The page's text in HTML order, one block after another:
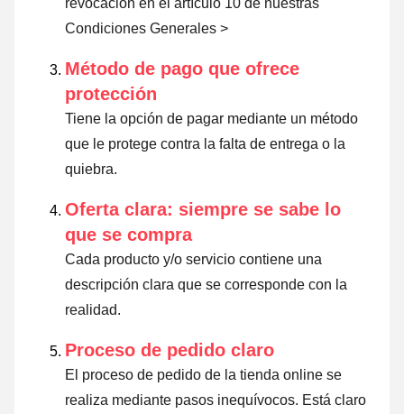
revocación en el artículo 10 de nuestras
Condiciones Generales >
Método de pago que ofrece
protección
Tiene la opción de pagar mediante un método
que le protege contra la falta de entrega o la
quiebra.
Oferta clara: siempre se sabe lo
que se compra
Cada producto y/o servicio contiene una
descripción clara que se corresponde con la
realidad.
Proceso de pedido claro
El proceso de pedido de la tienda online se
realiza mediante pasos inequívocos. Está claro